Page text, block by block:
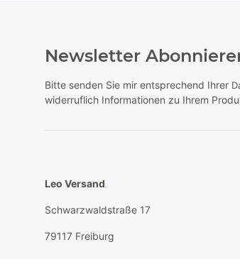
Newsletter
Bitte senden Sie mir entsprechend Ihrer
widerruflich Informationen zu Ihrem
Leo Versand
Schwarzwaldstraße 17
79117 Freiburg